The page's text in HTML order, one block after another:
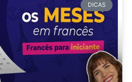
DICAS